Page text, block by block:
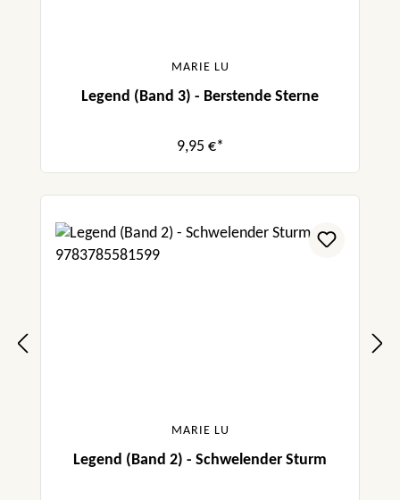
MARIE LU
Legend (Band 3) - Berstende Sterne
9,95 €*
MARIE LU
Legend (Band 2) - Schwelender Sturm